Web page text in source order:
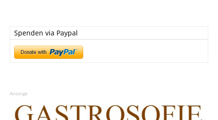
Spenden via Paypal
Anzeige